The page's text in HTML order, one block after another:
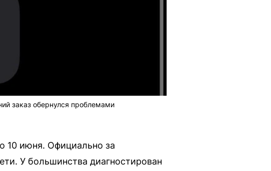
заказ обернулся проблемами
10 июня. Официально за
У большинства диагностирован